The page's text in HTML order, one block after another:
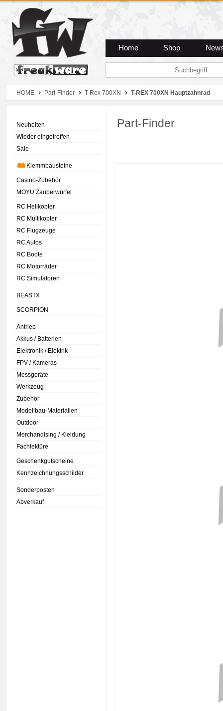
Zum Hauptmenue
Zum Seiteninhalt
Zum Warenkob
Home Shop
HOME Part-Finder T-Rex 700XN T-REX 700XN Hauptzahnrad
Neuheiten
Wieder eingetroffen
Sale
Klemmbausteine
Casino-Zubehör
MOYU Zauberwürfel
RC Helikopter
RC Multikopter
RC Flugzeuge
RC Autos
RC Boote
RC Motorräder
RC Simulatoren
BEASTX
SCORPION
Antrieb
Akkus / Batterien
Elektronik / Elektrik
FPV / Kameras
Messgeräte
Werkzeug
Zubehör
Modellbau-Materialien
Outdoor
Merchandising / Kleidung
Fachlektüre
Geschenkgutscheine
Kennzeichnungsschilder
Sonderposten
Abverkauf
Part-Finder